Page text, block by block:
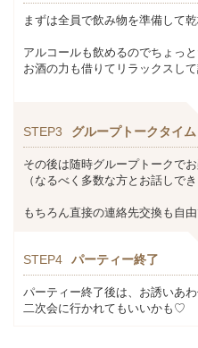
まずは全員で飲み物を準備して
アルコールも飲めるのでちょっ
お酒の力も借りてリラックスし
STEP3 グループトークタイム
その後は随時グループトークで
（なるべく多数な方とお話しで
もちろん直接の連絡先交換も自由
STEP4 パーティー終了
パーティー終了後は、お誘いあ
二次会に行かれてもいいかも♡